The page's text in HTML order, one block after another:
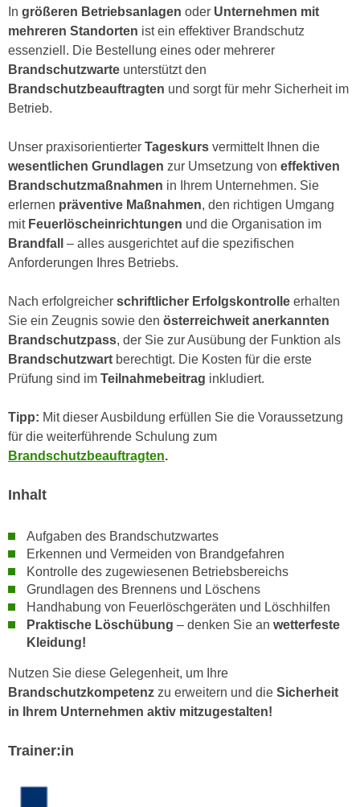
In größeren Betriebsanlagen oder Unternehmen mit
mehreren Standorten ist ein effektiver Brandschutz
essenziell. Die Bestellung eines oder mehrerer
Brandschutzwarte unterstützt den
Brandschutzbeauftragten und sorgt für mehr Sicherheit im
Betrieb.
Unser praxisorientierter Tageskurs vermittelt Ihnen die
wesentlichen Grundlagen zur Umsetzung von effektiven
Brandschutzmaßnahmen in Ihrem Unternehmen. Sie
erlernen präventive Maßnahmen, den richtigen Umgang
mit Feuerlöscheinrichtungen und die Organisation im
Brandfall – alles ausgerichtet auf die spezifischen
Anforderungen Ihres Betriebs.
Nach erfolgreicher schriftlicher Erfolgskontrolle erhalten
Sie ein Zeugnis sowie den österreichweit anerkannten
Brandschutzpass, der Sie zur Ausübung der Funktion als
Brandschutzwart berechtigt. Die Kosten für die erste
Prüfung sind im Teilnahmebeitrag inkludiert.
Tipp: Mit dieser Ausbildung erfüllen Sie die Voraussetzung
für die weiterführende Schulung zum
Brandschutzbeauftragten.
Inhalt
Aufgaben des Brandschutzwartes
Erkennen und Vermeiden von Brandgefahren
Kontrolle des zugewiesenen Betriebsbereichs
Grundlagen des Brennens und Löschens
Handhabung von Feuerlöschgeräten und Löschhilfen
Praktische Löschübung – denken Sie an wetterfeste
Kleidung!
Nutzen Sie diese Gelegenheit, um Ihre
Brandschutzkompetenz zu erweitern und die Sicherheit
in Ihrem Unternehmen aktiv mitzugestalten!
Trainer:in
r
S
i
e
r
e
e
v
a
n
t
e
h
a
l
t
e
n
z
u
e
e
n
.
U
m
i
m
m
e
n
,
e
a
n
g
e
n
h
r
e
d
u
c
h
d
e
o
o
e
r
h
o
e